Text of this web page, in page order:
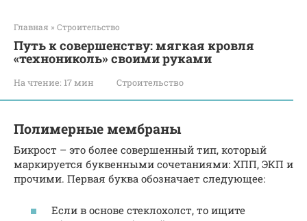
Главная » Строительство
Путь к совершенству: мягкая кровля
«технониколь» своими руками
На чтение: 17 мин Строительство
Полимерные мембраны
Бикрост – это более совершенный тип, который
маркируется буквенными сочетаниями: ХПП, ЭКП и
прочими. Первая буква обозначает следующее:
Если в основе стеклохолст, то ищите